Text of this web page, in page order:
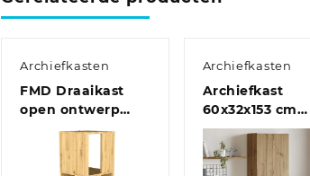
Archiefkasten
FMD Draaikast
open ontwerp
34x34x107 cm
antiek-
eikenkleurig
Archiefkasten
Archiefkast
60x32x153 cm
bewerkt hout
gerookt
eikenkleurig